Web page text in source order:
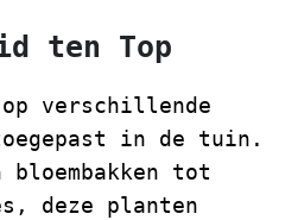
ten Top
op verschillende
in de tuin.
bloembakken tot
deze planten